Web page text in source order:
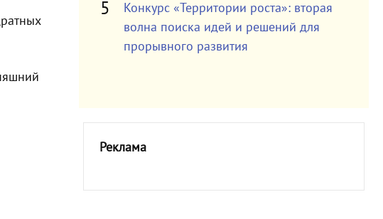
Конкурс «Территории роста»: вторая
волна поиска идей и решений для
прорывного развития
Реклама